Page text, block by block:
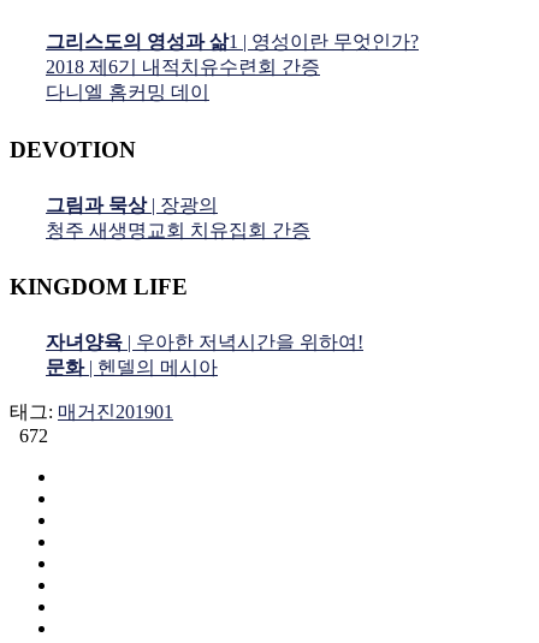
그리스도의 영성과 삶1 | 영성이란 무엇인가?
2018 제6기 내적치유수련회 간증
다니엘 홈커밍 데이
DEVOTION
그림과 묵상| 장광의
청주 새생명교회 치유집회 간증
KINGDOM LIFE
자녀양육 | 우아한 저녁시간을 위하여!
문화| 헨델의 메시아
태그: 매거진201901
672